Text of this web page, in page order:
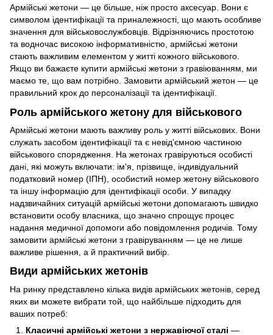
Армійські жетони — це більше, ніж просто аксесуар. Вони є
символом ідентифікації та приналежності, що мають особливе
значення для військовослужбовців. Відрізняючись простотою
та водночас високою інформативністю, армійські жетони
стають важливим елементом у житті кожного військового.
Якщо ви бажаєте купити армійські жетони з гравіюванням, ми
маємо те, що вам потрібно. Замовити армійський жетон — це
правильний крок до персоналізації та ідентифікації.
Роль армійського жетону для військового
Армійські жетони мають важливу роль у житті військових. Вони
служать засобом ідентифікації та є невід'ємною частиною
військового спорядження. На жетонах гравіруються особисті
дані, які можуть включати: ім'я, прізвище, індивідуальний
податковий номер (ІПН), особистий номер жетону військового
та іншу інформацію для ідентифікації особи. У випадку
надзвичайних ситуацій армійські жетони допомагають швидко
встановити особу власника, що значно спрощує процес
надання медичної допомоги або повідомлення родичів. Тому
замовити армійські жетони з гравіруванням — це не лише
важливе рішення, а й практичний вибір.
Види армійських жетонів
На ринку представлено кілька видів армійських жетонів, серед
яких ви можете вибрати той, що найбільше підходить для
ваших потреб:
Класичні армійські жетони з нержавіючої сталі —